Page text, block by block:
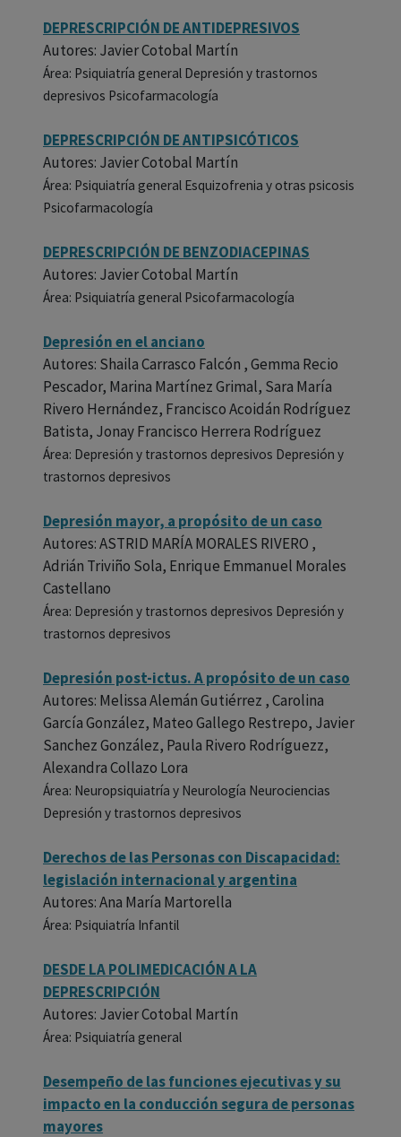
DEPRESCRIPCIÓN DE ANTIDEPRESIVOS
Autores: Javier Cotobal Martín
Área: Psiquiatría general Depresión y trastornos
depresivos Psicofarmacología
DEPRESCRIPCIÓN DE ANTIPSICÓTICOS
Autores: Javier Cotobal Martín
Área: Psiquiatría general Esquizofrenia y otras psicosis
Psicofarmacología
DEPRESCRIPCIÓN DE BENZODIACEPINAS
Autores: Javier Cotobal Martín
Área: Psiquiatría general Psicofarmacología
Depresión en el anciano
Autores: Shaila Carrasco Falcón , Gemma Recio
Pescador, Marina Martínez Grimal, Sara María
Rivero Hernández, Francisco Acoidán Rodríguez
Batista, Jonay Francisco Herrera Rodríguez
Área: Depresión y trastornos depresivos Depresión y
trastornos depresivos
Depresión mayor, a propósito de un caso
Autores: ASTRID MARÍA MORALES RIVERO ,
Adrián Triviño Sola, Enrique Emmanuel Morales
Castellano
Área: Depresión y trastornos depresivos Depresión y
trastornos depresivos
Depresión post-ictus. A propósito de un caso
Autores: Melissa Alemán Gutiérrez , Carolina
García González, Mateo Gallego Restrepo, Javier
Sanchez González, Paula Rivero Rodríguezz,
Alexandra Collazo Lora
Área: Neuropsiquiatría y Neurología Neurociencias
Depresión y trastornos depresivos
Derechos de las Personas con Discapacidad:
legislación internacional y argentina
Autores: Ana María Martorella
Área: Psiquiatría Infantil
DESDE LA POLIMEDICACIÓN A LA
DEPRESCRIPCIÓN
Autores: Javier Cotobal Martín
Área: Psiquiatría general
Desempeño de las funciones ejecutivas y su
impacto en la conducción segura de personas
mayores